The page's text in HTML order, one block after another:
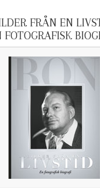
FRÅN EN
FOTOGRAFISK